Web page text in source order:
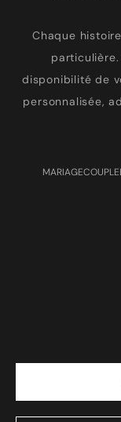
Chaque
disponibilité de
personnalisée,
MARIAGECOUPLE